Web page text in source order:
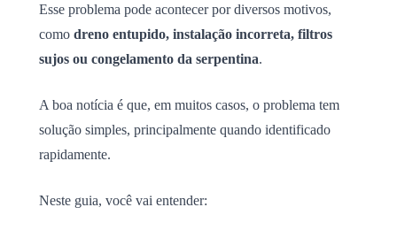
Esse problema pode acontecer por diversos motivos,
como dreno entupido, instalação incorreta, filtros
sujos ou congelamento da serpentina.
A boa notícia é que, em muitos casos, o problema tem
solução simples, principalmente quando identificado
rapidamente.
Neste guia, você vai entender: